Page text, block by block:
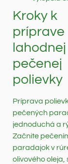
Kroky k
príprave
lahodnej
pečenej
polievky
Príprava
pečených
jednoduchá a
Začnite
paradajok v
olivového oleja,